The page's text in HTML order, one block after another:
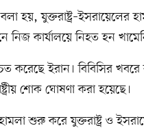
বলা হয়,
নিজ কার্যালয়ে নিহত হন
করেছে ইরান। বিবিসির খবরে
শোক ঘোষণা করা হয়েছে।
শুরু করে যুক্তরাষ্ট্র ও